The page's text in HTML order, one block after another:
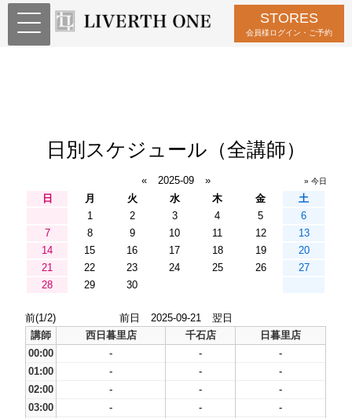
STORES
会員様ログイン・ご予約
日別スケジュール（全講師）
« 2025-09 » » 今日
日 月 火 水 木 金
土
1
2 3 4 5
6
7
8 9 10 11 12
13
14
15 16 17 18 19
20
21
22 23 24 25 26
27
28
29 30
前(1/2) 前日 2025-09-21
翌日
講師
西日暮里店 千石店
日暮里店
00:00
- -
-
01:00
- -
-
02:00
- -
-
03:00
- -
-